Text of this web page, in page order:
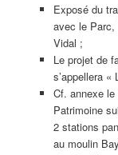
Exposé du
avec le Parc,
Vidal ;
Le projet de
s’appellera «
Cf. annexe
Patrimoine
2 stations
au moulin